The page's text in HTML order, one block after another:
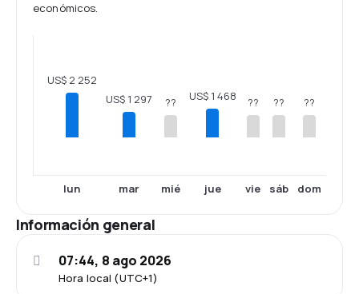
económicos.
US$ 2 252
lun
US$ 1 297
mar
??
mié
US$ 1 468
jue
??
vie
??
sáb
??
dom
Información general
Hora local (UTC+1)
07:44, 8 ago 2026